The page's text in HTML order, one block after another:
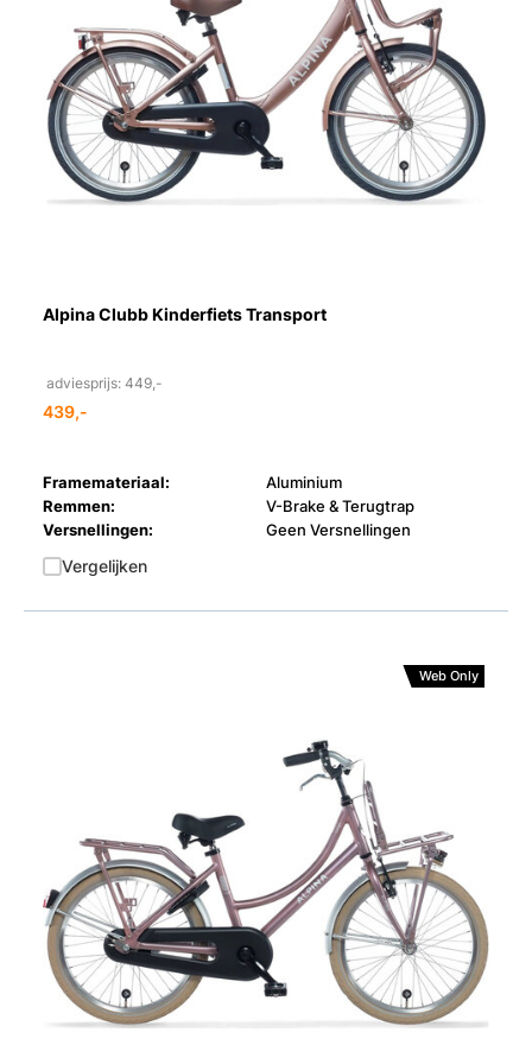
Alpina Clubb Kinderfiets Transport
adviesprijs: 449,-
439,-
Framemateriaal:
Aluminium
Remmen:
V-Brake & Terugtrap
Versnellingen:
Geen Versnellingen
Vergelijken
Web Only